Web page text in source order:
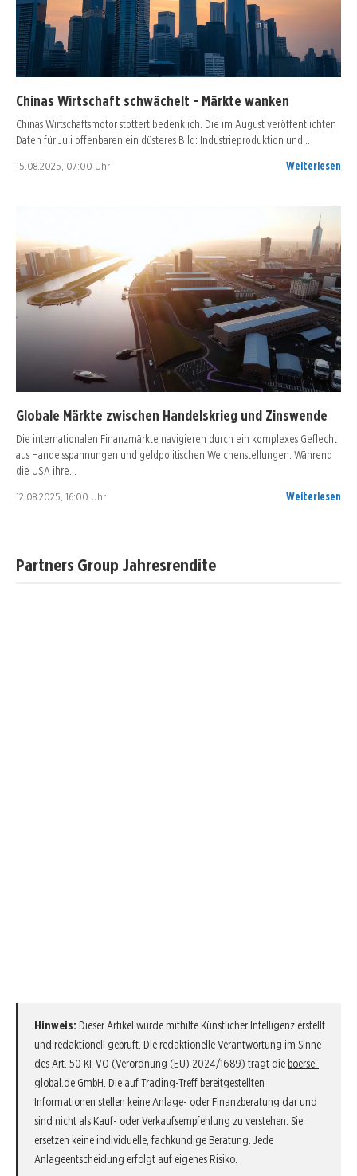
Chinas Wirtschaft schwächelt - Märkte wanken
Chinas Wirtschaftsmotor stottert bedenklich. Die im August veröffentlichten
Daten für Juli offenbaren ein düsteres Bild: Industrieproduktion und…
15.08.2025, 07:00 Uhr Weiterlesen
Globale Märkte zwischen Handelskrieg und Zinswende
Die internationalen Finanzmärkte navigieren durch ein komplexes Geflecht
aus Handelsspannungen und geldpolitischen Weichenstellungen. Während
die USA ihre…
12.08.2025, 16:00 Uhr Weiterlesen
Partners Group Jahresrendite
Hinweis: Dieser Artikel wurde mithilfe Künstlicher Intelligenz erstellt
und redaktionell geprüft. Die redaktionelle Verantwortung im Sinne
des Art. 50 KI-VO (Verordnung (EU) 2024/1689) trägt die boerse-
global.de GmbH . Die auf Trading-Treff bereitgestellten
Informationen stellen keine Anlage- oder Finanzberatung dar und
sind nicht als Kauf- oder Verkaufsempfehlung zu verstehen. Sie
ersetzen keine individuelle, fachkundige Beratung. Jede
Anlageentscheidung erfolgt auf eigenes Risiko.